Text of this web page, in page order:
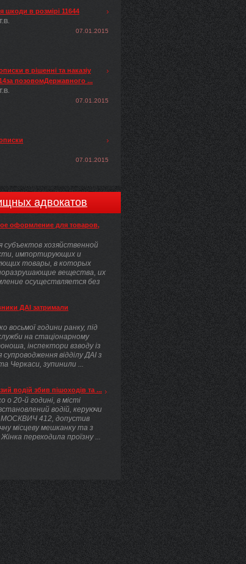
шкоди в розмірі 11644
07.01.2015
в рішенні та наказіу
позовомДержавного ...
07.01.2015
07.01.2015
адвокатов
оформление для товаров,
хозяйственной
импортирующих и
товары, в которых
вещества, их
осуществляется без
ДАІ затримали
восьмої години ранку, під
на стаціонарному
інспектори взводу із
супроводження відділу ДАІ з
Черкаси, зупинили ...
водій збив пішоходів та ...
о 20-й годині, в місті
водій, керуючи
МОСКВИЧ 412, допустив
місцеву мешканку та з
переходила проїзну ...